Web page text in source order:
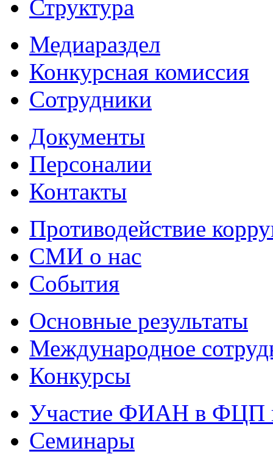
Структура
Медиараздел
Конкурсная комиссия
Сотрудники
Документы
Персоналии
Контакты
Противодействие
СМИ о нас
События
Основные результаты
Международное
Конкурсы
Участие ФИАН в ФЦП
Семинары